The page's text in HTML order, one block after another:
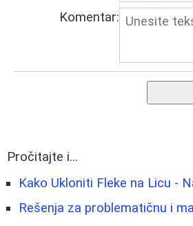
Komentar:
Pročitajte i...
Kako Ukloniti Fleke na Licu -
Rešenja za problematičnu i